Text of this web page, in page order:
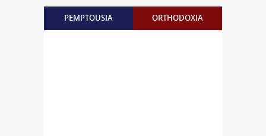
PEMPTOUSIA ORTHODOXIA